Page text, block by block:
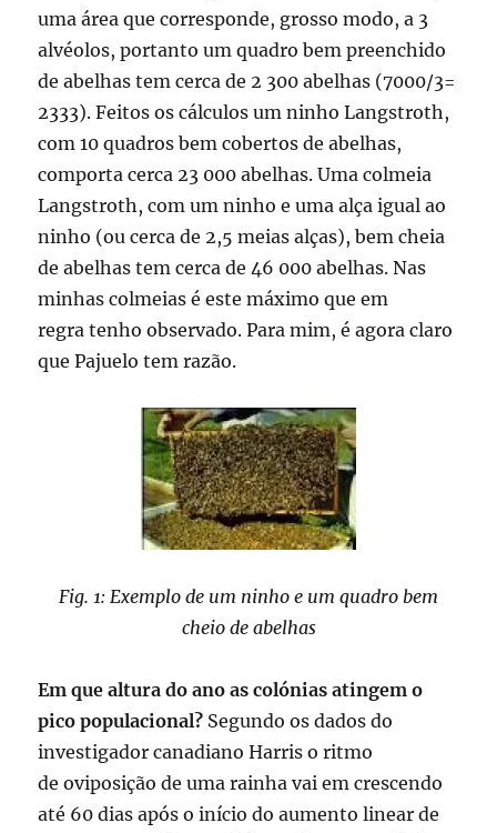
uma área que corresponde, grosso modo, a 3
alvéolos, portanto um quadro bem preenchido
de abelhas tem cerca de 2 300 abelhas (7000/3=
2333). Feitos os cálculos um ninho Langstroth,
com 10 quadros bem cobertos de abelhas,
comporta cerca 23 000 abelhas. Uma colmeia
Langstroth, com um ninho e uma alça igual ao
ninho (ou cerca de 2,5 meias alças), bem cheia
de abelhas tem cerca de 46 000 abelhas. Nas
minhas colmeias é este máximo que em
regra tenho observado. Para mim, é agora claro
que Pajuelo tem razão.
Fig. 1: Exemplo de um ninho e um quadro bem
cheio de abelhas
Em que altura do ano as colónias atingem o
pico populacional? Segundo os dados do
investigador canadiano Harris o ritmo
de oviposição de uma rainha vai em crescendo
até 60 dias após o início do aumento linear de